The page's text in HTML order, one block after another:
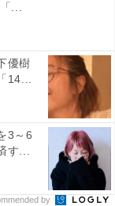
...
優樹
14...
3～6
す...
by